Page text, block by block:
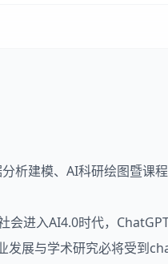
析建模、 AI科研绘图暨课
进入AI4.0时代，
发展与学术研究必将受